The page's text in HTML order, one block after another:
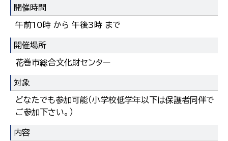
開催時間
午前10時 から 午後3時 まで
開催場所
花巻市総合文化財センター
対象
どなたでも参加可能（小学校低学年以下は保護者同伴で
ご参加下さい。）
内容